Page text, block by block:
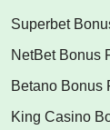
Superbet
NetBet Bonus
Betano Bonus
King Casino